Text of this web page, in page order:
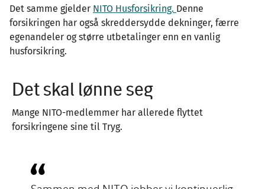
Det samme gjelder NITO Husforsikring. Denne
forsikringen har også skreddersydde dekninger, færre
egenandeler og større utbetalinger enn en vanlig
husforsikring.
Det skal lønne seg
Mange NITO-medlemmer har allerede flyttet
forsikringene sine til Tryg.